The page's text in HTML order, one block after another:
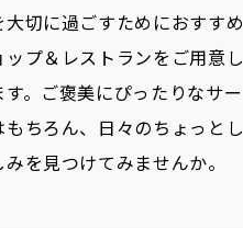
大切に過ごすためにおすすめ
ップ＆レストランをご用意し
す。ご褒美にぴったりなサー
もちろん、日々のちょっとし
みを見つけてみませんか。